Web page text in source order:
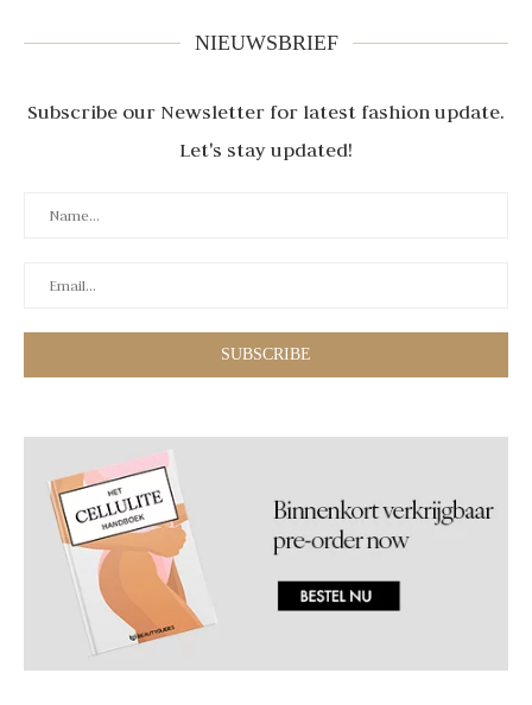
NIEUWSBRIEF
Subscribe our Newsletter for latest fashion update.
Let's stay updated!